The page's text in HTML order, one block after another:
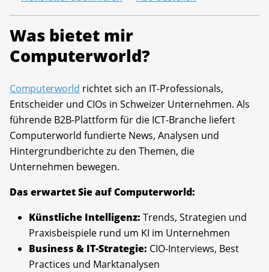
Was bietet mir
Computerworld?
Computerworld richtet sich an IT-Professionals,
Entscheider und CIOs in Schweizer Unternehmen. Als
führende B2B-Plattform für die ICT-Branche liefert
Computerworld fundierte News, Analysen und
Hintergrundberichte zu den Themen, die
Unternehmen bewegen.
Das erwartet Sie auf Computerworld:
Künstliche Intelligenz: Trends, Strategien und
Praxisbeispiele rund um KI im Unternehmen
Business & IT-Strategie: CIO-Interviews, Best
Practices und Marktanalysen